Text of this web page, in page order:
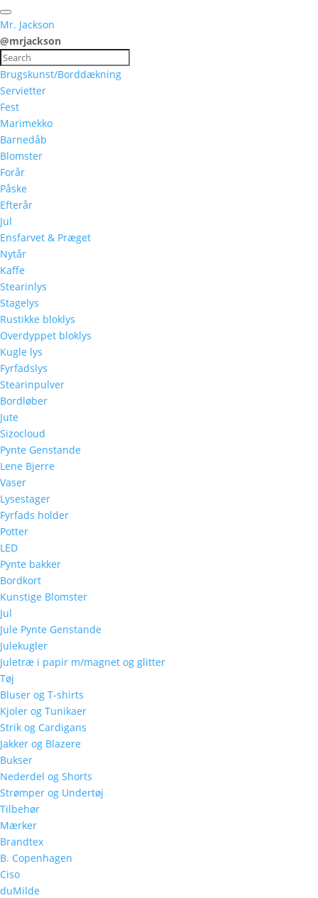
Mr. Jackson
@mrjackson
Brugskunst/Borddækning
Servietter
Fest
Marimekko
Barnedåb
Blomster
Forår
Påske
Efterår
Jul
Ensfarvet & Præget
Nytår
Kaffe
Stearinlys
Stagelys
Rustikke bloklys
Overdyppet bloklys
Kugle lys
Fyrfadslys
Stearinpulver
Bordløber
Jute
Sizocloud
Pynte Genstande
Lene Bjerre
Vaser
Lysestager
Fyrfads holder
Potter
LED
Pynte bakker
Bordkort
Kunstige Blomster
Jul
Jule Pynte Genstande
Julekugler
Juletræ i papir m/magnet og glitter
Tøj
Bluser og T-shirts
Kjoler og Tunikaer
Strik og Cardigans
Jakker og Blazere
Bukser
Nederdel og Shorts
Strømper og Undertøj
Tilbehør
Mærker
Brandtex
B. Copenhagen
Ciso
duMilde